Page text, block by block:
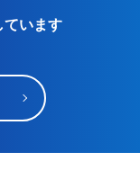
ています